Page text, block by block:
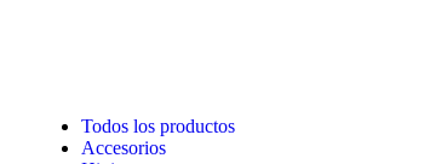
Todos los productos
Accesorios